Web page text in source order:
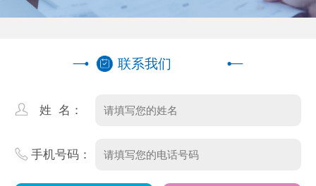
联系我们
姓 名：
手机号码：